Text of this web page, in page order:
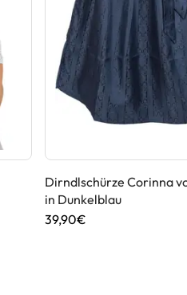
Dirndlschürze Corinna
in Dunkelblau
39,90€